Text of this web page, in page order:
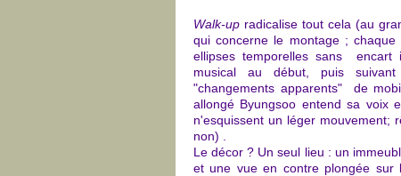
Walk-up radicalise tout cela (au
qui concerne le montage ;
ellipses temporelles sans
musical au début, puis
"changements apparents" de
allongé Byungsoo entend sa voix
n'esquissent un léger
non) .
Le décor ? Un seul lieu : un
et une vue en contre plongée sur